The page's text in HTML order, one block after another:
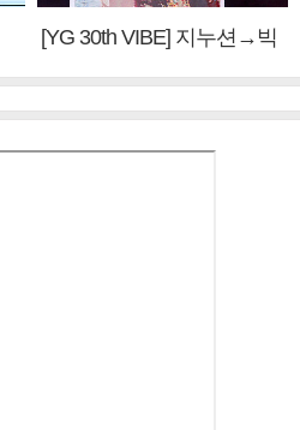
[YG 30th VIBE] 지누션→빅